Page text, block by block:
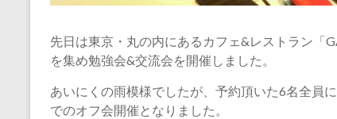
先日は東京・丸の内にあるカフェ&レストラン「
を集め勉強会&交流会を開催しました。
あいにくの雨模様でしたが、予約頂いた6名全員
でのオフ会開催となりました。